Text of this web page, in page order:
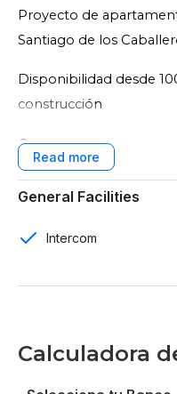
Proyecto de
Santiago de los
Disponibilidad desde
construcción
Características:
Edificaciones de 4
General Facilities
Intercom
Calculadora